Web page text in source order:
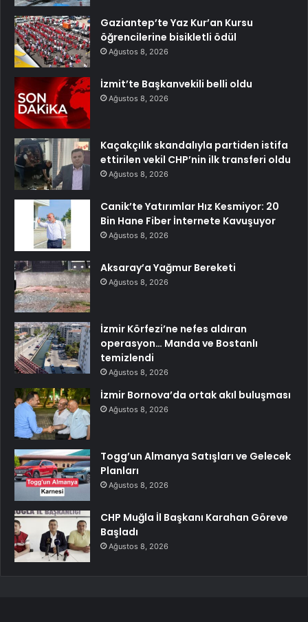
Gaziantep’te Yaz Kur’an Kursu
öğrencilerine bisikletli ödül
Ağustos 8, 2026
İzmit’te Başkanvekili belli oldu
Ağustos 8, 2026
Kaçakçılık skandalıyla partiden istifa
ettirilen vekil CHP’nin ilk transferi oldu
Ağustos 8, 2026
Canik’te Yatırımlar Hız Kesmiyor: 20
Bin Hane Fiber İnternete Kavuşuyor
Ağustos 8, 2026
Aksaray’a Yağmur Bereketi
Ağustos 8, 2026
İzmir Körfezi’ne nefes aldıran
operasyon… Manda ve Bostanlı
temizlendi
Ağustos 8, 2026
İzmir Bornova’da ortak akıl buluşması
Ağustos 8, 2026
Togg’un Almanya Satışları ve Gelecek
Planları
Ağustos 8, 2026
CHP Muğla İl Başkanı Karahan Göreve
Başladı
Ağustos 8, 2026